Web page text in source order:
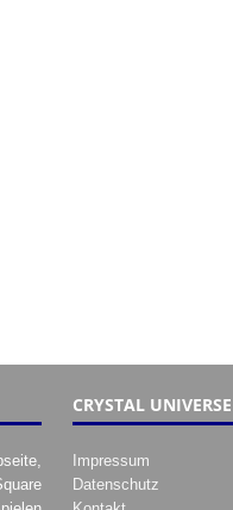
CRYSTAL UNIVERSE
Impressum
Datenschutz